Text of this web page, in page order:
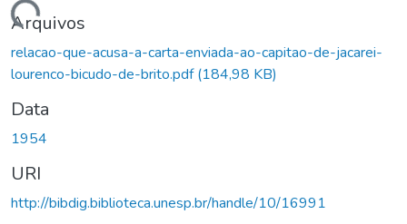
Carregando...
Arquivos
relacao-que-acusa-a-carta-enviada-ao-capitao-de-jacarei-
lourenco-bicudo-de-brito.pdf(184,98 KB)
Data
1954
URI
http://bibdig.biblioteca.unesp.br/handle/10/16991